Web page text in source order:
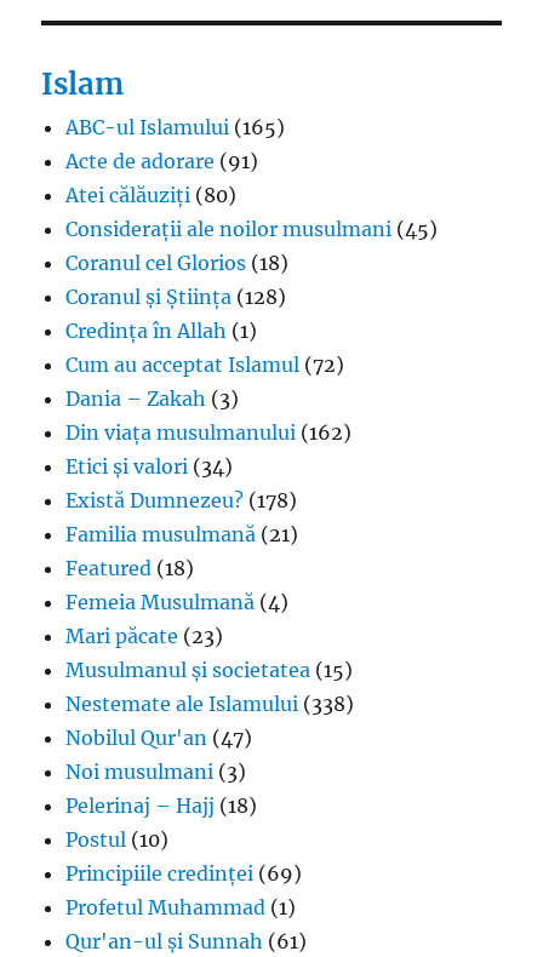
Islam
ABC-ul Islamului (165)
Acte de adorare (91)
Atei călăuziți (80)
Considerații ale noilor musulmani (45)
Coranul cel Glorios (18)
Coranul și Știința (128)
Credința în Allah (1)
Cum au acceptat Islamul (72)
Dania – Zakah (3)
Din viața musulmanului (162)
Etici și valori (34)
Există Dumnezeu? (178)
Familia musulmană (21)
Featured (18)
Femeia Musulmană (4)
Mari păcate (23)
Musulmanul și societatea (15)
Nestemate ale Islamului (338)
Nobilul Qur'an (47)
Noi musulmani (3)
Pelerinaj – Hajj (18)
Postul (10)
Principiile credinței (69)
Profetul Muhammad (1)
Qur'an-ul și Sunnah (61)